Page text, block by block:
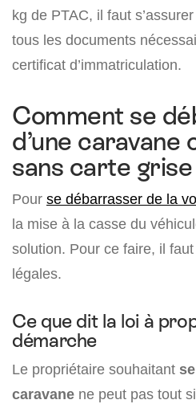
kg de PTAC, il faut
tous les documents
certificat d’immatriculation.
Comment se
d’une caravane
sans carte grise
Pour se débarrasser de la
la mise à la casse du
solution. Pour ce faire, il
légales.
Ce que dit la loi à
démarche
Le propriétaire souhaitant
caravane ne peut pas tout